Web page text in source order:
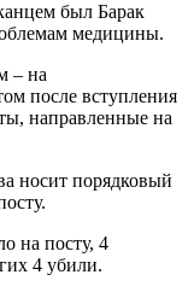
был Барак
медицины.
– на
после вступления
направленные на
носит порядковый
на посту, 4
4 убили.